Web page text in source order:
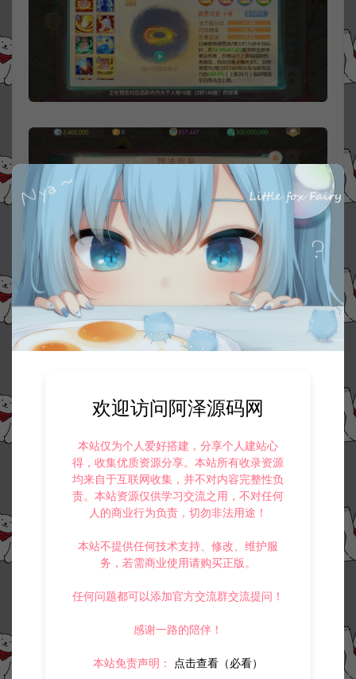
欢迎访问阿泽源码网
本站仅为个人爱好搭建，分享个人建站心
得，收集优质资源分享。本站所有收录资源
均来自于互联网收集，并不对内容完整性负
责。本站资源仅供学习交流之用，不对任何
人的商业行为负责，切勿非法用途！
本站不提供任何技术支持、修改、维护服
务，若需商业使用请购买正版。
任何问题都可以添加官方交流群交流提问！
感谢一路的陪伴！
本站免责声明： 点击查看（必看）